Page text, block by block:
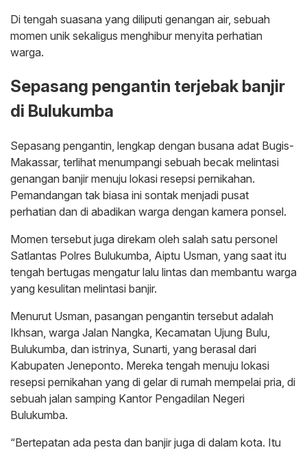
Di tengah suasana yang diliputi genangan air, sebuah
momen unik sekaligus menghibur menyita perhatian
warga.
Sepasang pengantin terjebak banjir
di Bulukumba
Sepasang pengantin, lengkap dengan busana adat Bugis-
Makassar, terlihat menumpangi sebuah becak melintasi
genangan banjir menuju lokasi resepsi pernikahan.
Pemandangan tak biasa ini sontak menjadi pusat
perhatian dan di abadikan warga dengan kamera ponsel.
Momen tersebut juga direkam oleh salah satu personel
Satlantas Polres Bulukumba, Aiptu Usman, yang saat itu
tengah bertugas mengatur lalu lintas dan membantu warga
yang kesulitan melintasi banjir.
Menurut Usman, pasangan pengantin tersebut adalah
Ikhsan, warga Jalan Nangka, Kecamatan Ujung Bulu,
Bulukumba, dan istrinya, Sunarti, yang berasal dari
Kabupaten Jeneponto. Mereka tengah menuju lokasi
resepsi pernikahan yang di gelar di rumah mempelai pria, di
sebuah jalan samping Kantor Pengadilan Negeri
Bulukumba.
“Bertepatan ada pesta dan banjir juga di dalam kota. Itu